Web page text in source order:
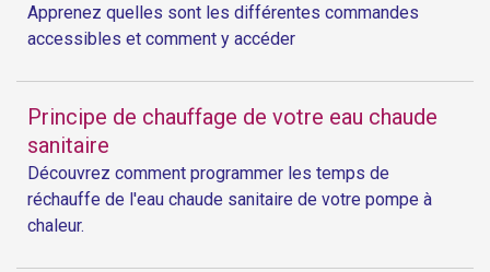
Apprenez quelles sont les différentes commandes
accessibles et comment y accéder
Principe de chauffage de votre eau chaude
sanitaire
Découvrez comment programmer les temps de
réchauffe de l'eau chaude sanitaire de votre pompe à
chaleur.